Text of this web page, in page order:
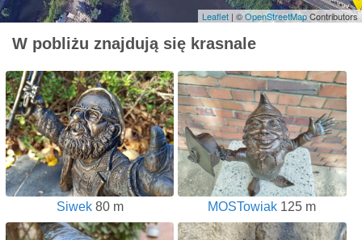
Leaflet | ©OpenStreetMapContributors
W pobliżu znajdują się krasnale
Siwek80 m MOSTowiak 125 m